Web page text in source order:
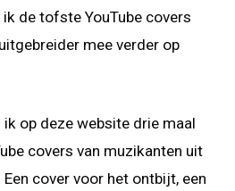
de tofste YouTube covers
mee verder op
op deze website drie maal
covers van muzikanten uit
cover voor het ontbijt, een